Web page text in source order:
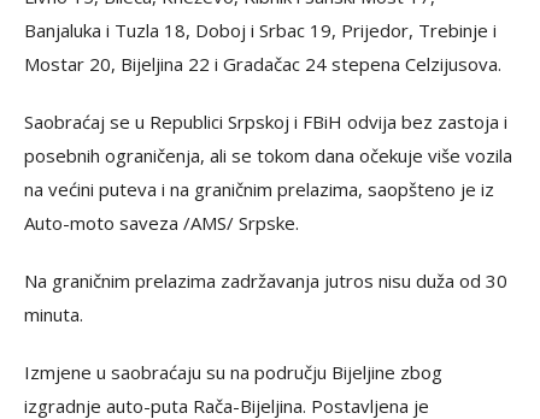
Banjaluka i Tuzla 18, Doboj i Srbac 19, Prijedor, Trebinje i
Mostar 20, Bijeljina 22 i Gradačac 24 stepena Celzijusova.
Saobraćaj se u Republici Srpskoj i FBiH odvija bez zastoja i
posebnih ograničenja, ali se tokom dana očekuje više vozila
na većini puteva i na graničnim prelazima, saopšteno je iz
Auto-moto saveza /AMS/ Srpske.
Na graničnim prelazima zadržavanja jutros nisu duža od 30
minuta.
Izmjene u saobraćaju su na području Bijeljine zbog
izgradnje auto-puta Rača-Bijeljina. Postavljena je